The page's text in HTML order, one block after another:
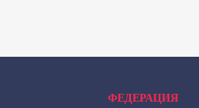
ФЕДЕРАЦИЯ